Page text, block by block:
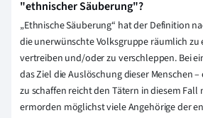
"ethnischer Säuberung"?
„Ethnische Säuberung“ hat der Definition
die unerwünschte Volksgruppe räumlich zu
vertreiben und/oder zu verschleppen. Bei
das Ziel die Auslöschung dieser Menschen
zu schaffen reicht den Tätern in diesem Fall
ermorden möglichst viele Angehörige der